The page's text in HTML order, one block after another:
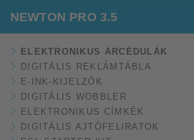
NEWTON PRO 3.5
ELEKTRONIKUS ÁRCÉDULÁK
DIGITÁLIS REKLÁMTÁBLA
E-INK-KIJELZŐK
DIGITÁLIS WOBBLER
ELEKTRONIKUS CÍMKÉK
DIGITÁLIS AJTÓFELIRATOK